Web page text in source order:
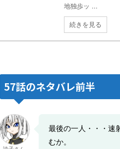
地独歩ッ ...
続きを見る
57話のネタバレ前半
最後の一人・・・速
むか。